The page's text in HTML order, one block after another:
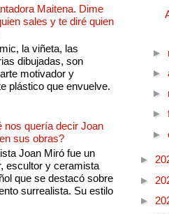
Maitena. Dime
sales y te diré quien
la viñeta, las
dibujadas, son
motivador y
plástico que envuelve.
nos quería decir Joan
sus obras?
Joan Miró fue un
escultor y ceramista
que se destacó sobre
surrealista. Su estilo
►
►
►
►
►
►
►
►